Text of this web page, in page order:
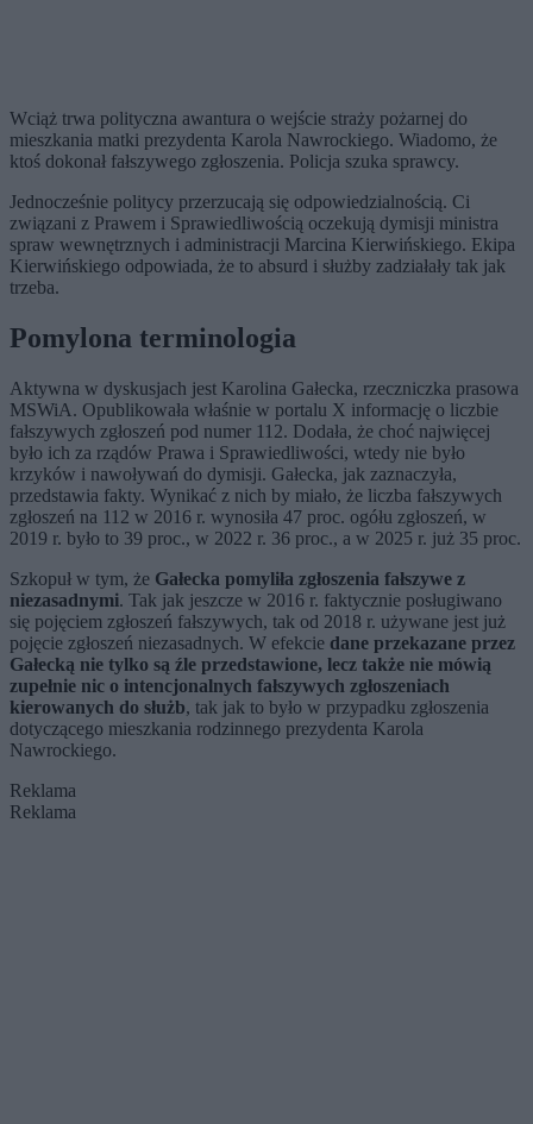
Wciąż trwa polityczna awantura o wejście straży pożarnej do
mieszkania matki prezydenta Karola Nawrockiego. Wiadomo, że
ktoś dokonał fałszywego zgłoszenia. Policja szuka sprawcy.
Jednocześnie politycy przerzucają się odpowiedzialnością. Ci
związani z Prawem i Sprawiedliwością oczekują dymisji ministra
spraw wewnętrznych i administracji Marcina Kierwińskiego. Ekipa
Kierwińskiego odpowiada, że to absurd i służby zadziałały tak jak
trzeba.
Pomylona terminologia
Aktywna w dyskusjach jest Karolina Gałecka, rzeczniczka prasowa
MSWiA. Opublikowała właśnie w portalu X informację o liczbie
fałszywych zgłoszeń pod numer 112. Dodała, że choć najwięcej
było ich za rządów Prawa i Sprawiedliwości, wtedy nie było
krzyków i nawoływań do dymisji. Gałecka, jak zaznaczyła,
przedstawia fakty. Wynikać z nich by miało, że liczba fałszywych
zgłoszeń na 112 w 2016 r. wynosiła 47 proc. ogółu zgłoszeń, w
2019 r. było to 39 proc., w 2022 r. 36 proc., a w 2025 r. już 35 proc.
Szkopuł w tym, że Gałecka pomyliła zgłoszenia fałszywe z
niezasadnymi. Tak jak jeszcze w 2016 r. faktycznie posługiwano
się pojęciem zgłoszeń fałszywych, tak od 2018 r. używane jest już
pojęcie zgłoszeń niezasadnych. W efekcie dane przekazane przez
Gałecką nie tylko są źle przedstawione, lecz także nie mówią
zupełnie nic o intencjonalnych fałszywych zgłoszeniach
kierowanych do służb, tak jak to było w przypadku zgłoszenia
dotyczącego mieszkania rodzinnego prezydenta Karola
Nawrockiego.
Reklama
Reklama